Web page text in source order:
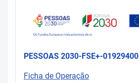
PESSOAS 2030-FSE+-01929400
Ficha de Operação